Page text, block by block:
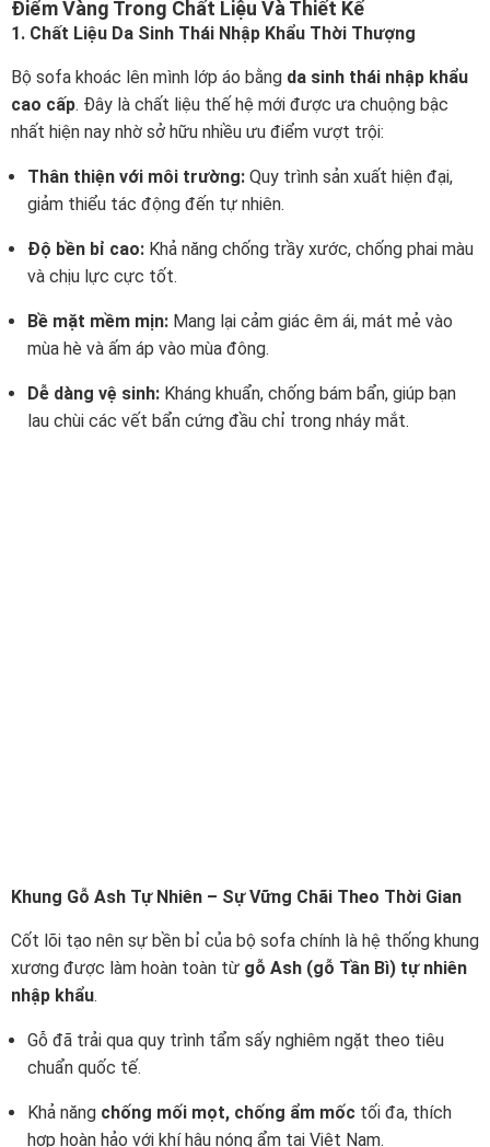
Điểm Vàng Trong Chất Liệu Và Thiết Kế
1. Chất Liệu Da Sinh Thái Nhập Khẩu Thời Thượng
Bộ sofa khoác lên mình lớp áo bằng da sinh thái nhập khẩu
cao cấp. Đây là chất liệu thế hệ mới được ưa chuộng bậc
nhất hiện nay nhờ sở hữu nhiều ưu điểm vượt trội:
Thân thiện với môi trường: Quy trình sản xuất hiện đại,
giảm thiểu tác động đến tự nhiên.
Độ bền bỉ cao: Khả năng chống trầy xước, chống phai màu
và chịu lực cực tốt.
Bề mặt mềm mịn: Mang lại cảm giác êm ái, mát mẻ vào
mùa hè và ấm áp vào mùa đông.
Dễ dàng vệ sinh: Kháng khuẩn, chống bám bẩn, giúp bạn
lau chùi các vết bẩn cứng đầu chỉ trong nháy mắt.
Khung Gỗ Ash Tự Nhiên – Sự Vững Chãi Theo Thời Gian
Cốt lõi tạo nên sự bền bỉ của bộ sofa chính là hệ thống khung
xương được làm hoàn toàn từ gỗ Ash (gỗ Tần Bì) tự nhiên
nhập khẩu.
Gỗ đã trải qua quy trình tẩm sấy nghiêm ngặt theo tiêu
chuẩn quốc tế.
Khả năng chống mối mọt, chống ẩm mốc tối đa, thích
hợp hoàn hảo với khí hậu nóng ẩm tại Việt Nam.